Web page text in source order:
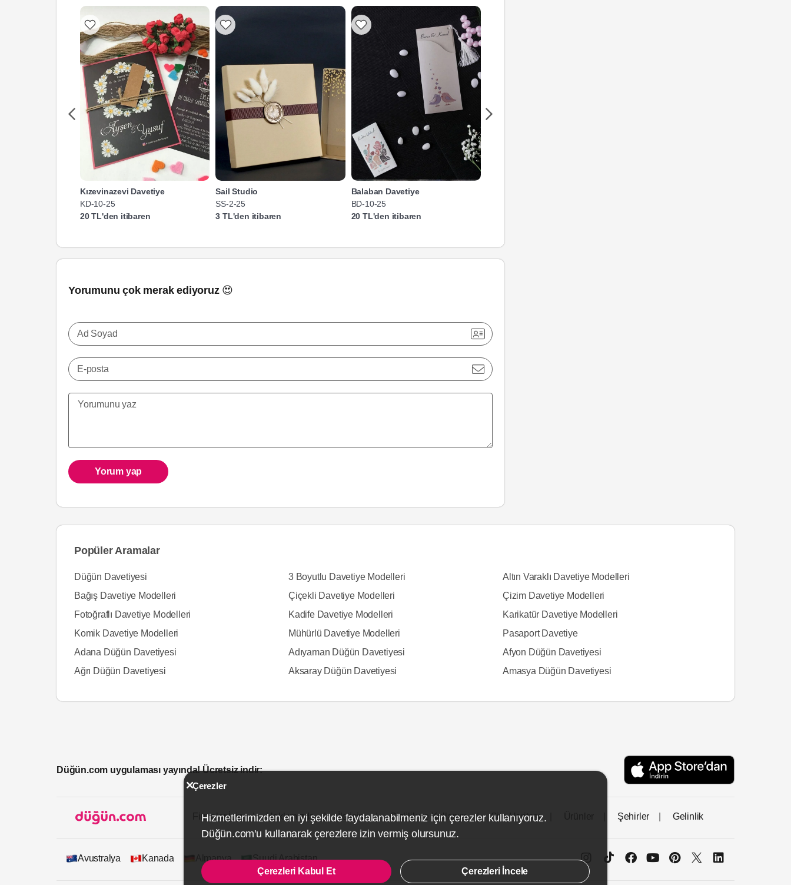
Kızevinazevi Davetiye
KD-10-25
20 TL'den itibaren
Sail Studio
SS-2-25
3 TL'den itibaren
Balaban Davetiye
BD-10-25
20 TL'den itibaren
Yorumunu çok merak ediyoruz 😍
Ad Soyad
E-posta
Yorum yap
Popüler Aramalar
Düğün Davetiyesi 3 Boyutlu Davetiye Modelleri
Altın Varaklı Davetiye Modelleri
Bağış Davetiye Modelleri
Çiçekli Davetiye Modelleri
Çizim Davetiye Modelleri
Fotoğraflı Davetiye Modelleri
Kadife Davetiye Modelleri
Karikatür Davetiye Modelleri
Komik Davetiye Modelleri
Mühürlü Davetiye Modelleri
Pasaport Davetiye
Adana Düğün Davetiyesi
Adıyaman Düğün Davetiyesi
Afyon Düğün Davetiyesi
Ağrı Düğün Davetiyesi
Aksaray Düğün Davetiyesi Amasya Düğün Davetiyesi
Düğün.com uygulaması yayında! Ücretsiz indir:
Firmalar İçin Hakkımızda İletişim Gizlilik ve Kullanım Site Haritası Şehirler Gelinlik
Avustralya Kanada Almanya Suudi Arabistan
Çerezler
Hizmetlerimizden en iyi şekilde faydalanabilmeniz için çerezler kullanıyoruz.
Düğün.com'u kullanarak çerezlere izin vermiş olursunuz.
Çerezleri Kabul Et Çerezleri İncele